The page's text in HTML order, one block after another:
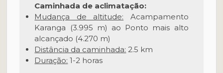
Caminhada de aclimatação:
Mudança de altitude: Acampamento
Karanga (3.995 m) ao Ponto mais alto
alcançado (4.270 m)
Distância da caminhada: 2.5 km
Duração: 1-2 horas